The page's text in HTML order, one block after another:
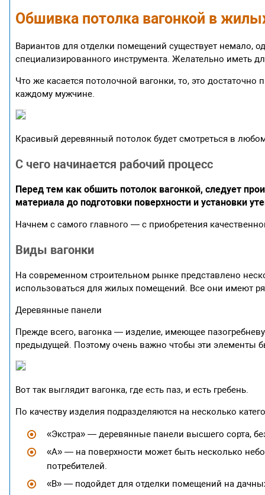
Обшивка потолка вагонкой в
Вариантов для отделки помещений существует немало,
специализированного инструмента. Желательно иметь
Что же касается потолочной вагонки, то, это
каждому мужчине.
Красивый деревянный потолок будет смотреться в
С чего начинается рабочий процесс
Перед тем как обшить потолок вагонкой, следует
материала до подготовки поверхности и установки
Начнем с самого главного — с приобретения
Виды вагонки
На современном строительном рынке представлено
использоваться для жилых помещений. Все они имеют
Деревянные панели
Прежде всего, вагонка — изделие, имеющее
предыдущей. Поэтому очень важно чтобы эти элементы
Вот так выглядит вагонка, где есть паз, и есть гребень.
По качеству изделия подразделяются на несколько
«Экстра» — деревянные панели высшего сорта,
«А» — на поверхности может быть несколько
потребителей.
«В» — подойдет для отделки помещений на